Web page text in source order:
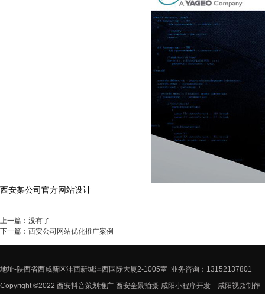
西安某公司官方网站设计
上一篇：没有了
下一篇： 西安公司网站优化推广案例
地址-陕西省西咸新区沣西新城沣西国际大厦2-1005室 业务咨询：13152137801
Copyright ©2022 西安抖音策划推广-西安全景拍摄-咸阳小程序开发—咸阳视频制作